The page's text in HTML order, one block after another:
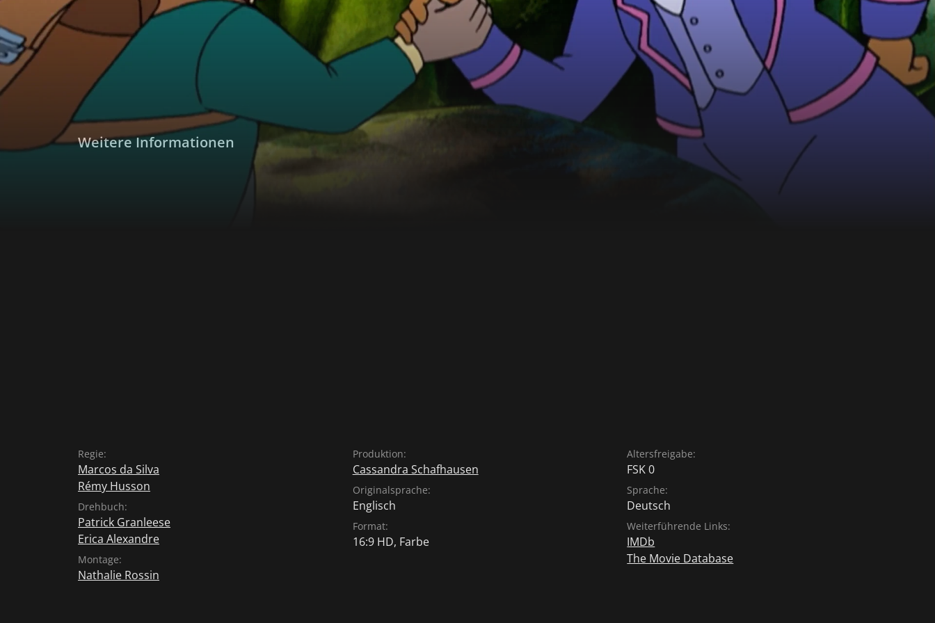
Jedoch lauern überall Gefahren, und die Zeit wird langsam knapp.
Weitere Informationen
Regie:
Marcos da Silva
Rémy Husson
Drehbuch:
Patrick Granleese
Erica Alexandre
Montage:
Nathalie Rossin
Produktion:
Cassandra Schafhausen
Originalsprache:
Englisch
Format:
16:9 HD, Farbe
Altersfreigabe:
FSK 0
Sprache:
Deutsch
Weiterführende Links:
IMDb
The Movie Database